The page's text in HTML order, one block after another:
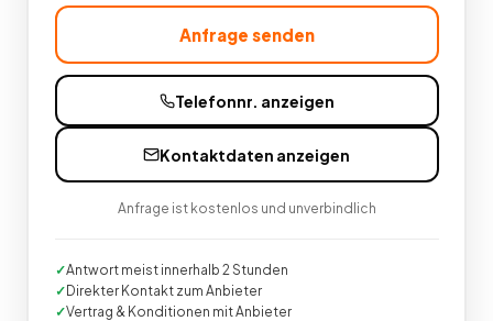
Anfrage senden
Telefonnr. anzeigen
Kontaktdaten anzeigen
Anfrage ist kostenlos und unverbindlich
Antwort meist innerhalb 2 Stunden
Direkter Kontakt zum Anbieter
Vertrag & Konditionen mit Anbieter